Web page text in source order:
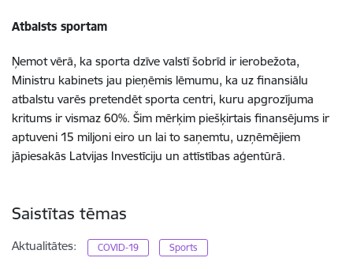
Atbalsts sportam
Ņemot vērā, ka sporta dzīve valstī šobrīd ir ierobežota,
Ministru kabinets jau pieņēmis lēmumu, ka uz finansiālu
atbalstu varēs pretendēt sporta centri, kuru apgrozījuma
kritums ir vismaz 60%. Šim mērķim piešķirtais finansējums ir
aptuveni 15 miljoni eiro un lai to saņemtu, uzņēmējiem
jāpiesakās Latvijas Investīciju un attīstības aģentūrā.
Saistītas tēmas
Aktualitātes: COVID-19 Sports